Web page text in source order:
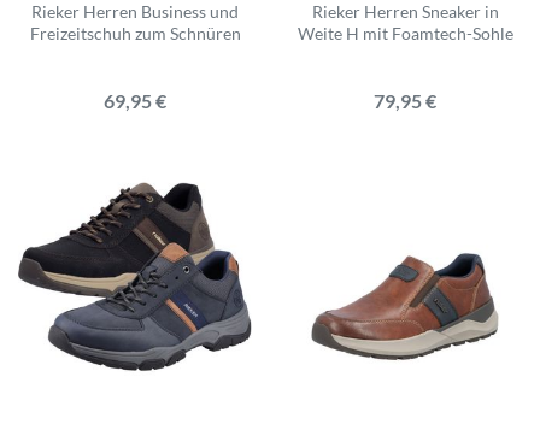
Rieker Herren Business und
Freizeitschuh zum Schnüren
69,95 €
Rieker Herren Sneaker in
Weite H mit Foamtech-Sohle
79,95 €